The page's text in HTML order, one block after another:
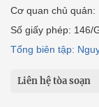
Cơ quan chủ quản:
Số giấy phép: 146/
Tổng biên tập:
Liên hệ tòa soạn